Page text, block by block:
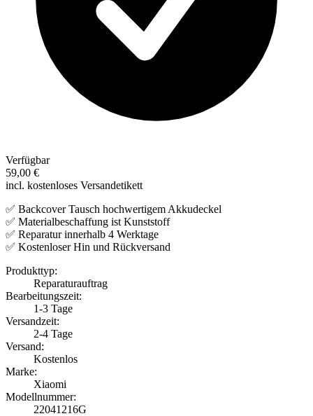
Verfügbar
59,00 €
incl. kostenloses Versandetikett
✅ Backcover Tausch hochwertigem Akkudeckel
✅ Materialbeschaffung ist Kunststoff
✅ Reparatur innerhalb 4 Werktage
✅ Kostenloser Hin und Rückversand
Produkttyp:
Reparaturauftrag
Bearbeitungszeit:
1-3 Tage
Versandzeit:
2-4 Tage
Versand:
Kostenlos
Marke:
Xiaomi
Modellnummer:
22041216G